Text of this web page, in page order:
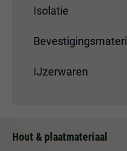
Isolatie
IJzerwaren
Hout & plaatmateriaal